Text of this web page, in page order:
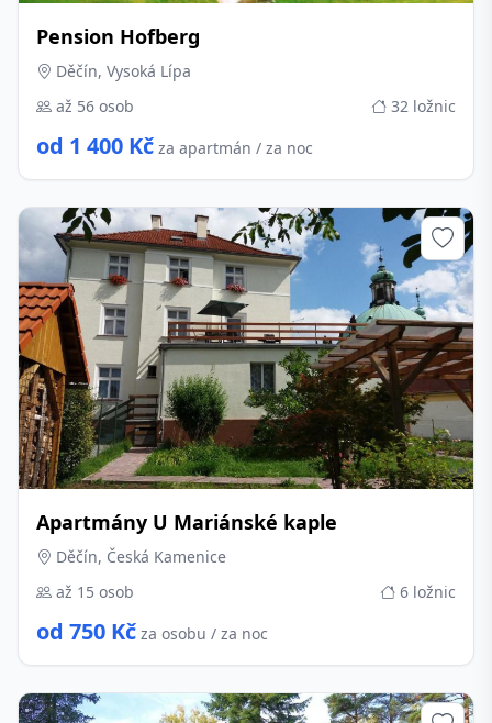
Pension Hofberg
Děčín, Vysoká Lípa
až 56 osob
32 ložnic
od 1 400 Kč za apartmán / za noc
Apartmány U Mariánské kaple
Děčín, Česká Kamenice
až 15 osob
6 ložnic
od 750 Kč za osobu / za noc